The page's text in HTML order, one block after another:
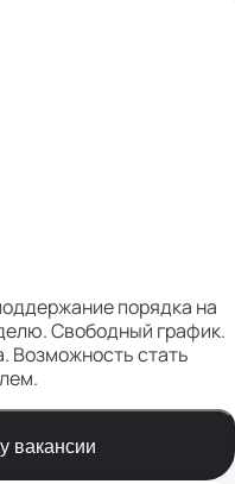
порядка на
Свободный график.
Возможность стать
вакансии